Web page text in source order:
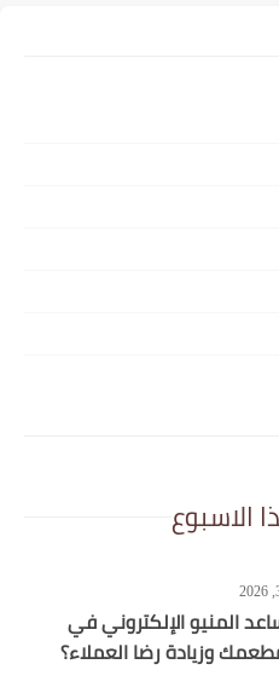
المنيو الإلكتروني في
وزيادة رضا العملاء؟